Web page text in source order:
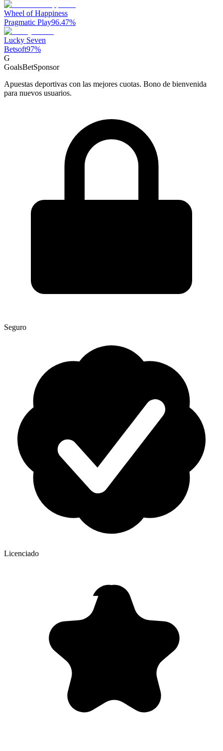
Wheel of Happiness
Pragmatic Play96.47%
Lucky Seven
Betsoft97%
G
GoalsBetSponsor
Apuestas deportivas con las mejores cuotas. Bono de bienvenida
para nuevos usuarios.
Seguro
Licenciado